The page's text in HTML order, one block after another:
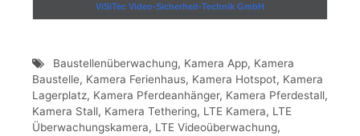
ViSiTec Video-Sicherheit-Technik GmbH
Baustellenüberwachung, Kamera App, Kamera
Baustelle, Kamera Ferienhaus, Kamera Hotspot, Kamera
Lagerplatz, Kamera Pferdeanhänger, Kamera Pferdestall,
Kamera Stall, Kamera Tethering, LTE Kamera, LTE
Überwachungskamera, LTE Videoüberwachung,